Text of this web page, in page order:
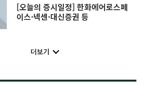
[오늘의 증시일정] 한화에어로스페
이스·넥센·대신증권 등
더보기